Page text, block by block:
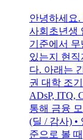
안녕하세요
사회초년생
기준에서 무
있는지 현직
다. 아래는
권 대학 조
ADsP, ITQ,
통해 금융
(딜 / 감사) •
준으로 볼